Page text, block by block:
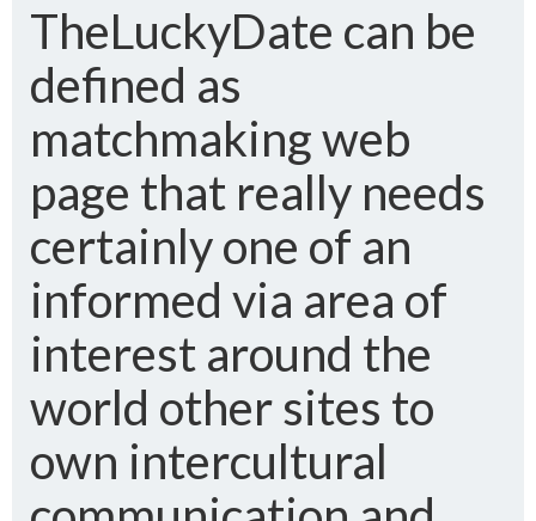
TheLuckyDate can be
defined as
matchmaking web
page that really needs
certainly one of an
informed via area of
interest around the
world other sites to
own intercultural